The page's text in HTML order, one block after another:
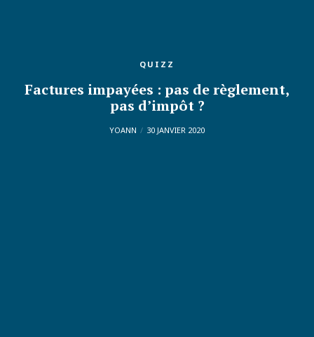
QUIZZ
Factures impayées : pas de règlement,
pas d’impôt ?
YOANN 30 JANVIER 2020